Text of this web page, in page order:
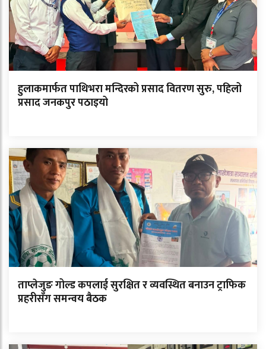
हुलाकमार्फत पाथिभरा मन्दिरको प्रसाद वितरण सुरु, पहिलो
प्रसाद जनकपुर पठाइयो
ताप्लेजुङ गोल्ड कपलाई सुरक्षित र व्यवस्थित बनाउन ट्राफिक
प्रहरीसँग समन्वय बैठक